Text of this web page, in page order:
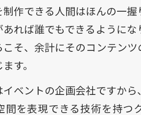
制作できる人間はほんの一
あれば誰でもできるように
こそ、余計にそのコンテン
す。
イベントの企画会社ですか
間を表現できる技術を持つ